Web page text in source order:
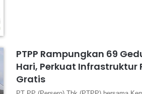
PTPP Rampungkan 69
Hari, Perkuat Infrastruktur
Gratis